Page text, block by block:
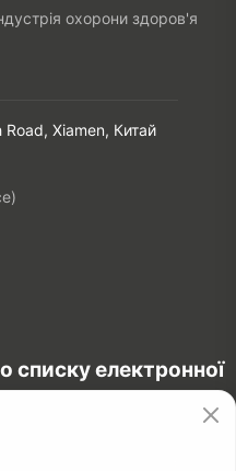
охорони здоров'я
Xiamen, Китай
списку електронної